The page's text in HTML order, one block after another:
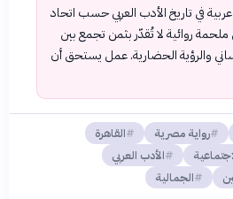
عربية في تاريخ الأدب العربي حسب اتحاد
روائية لا تُقدّر بثمن تجمع بين
والرؤية الحضارية. عمل يستحق أن
رواية مصرية
القاهرة
الأدب العربي
الجمالية